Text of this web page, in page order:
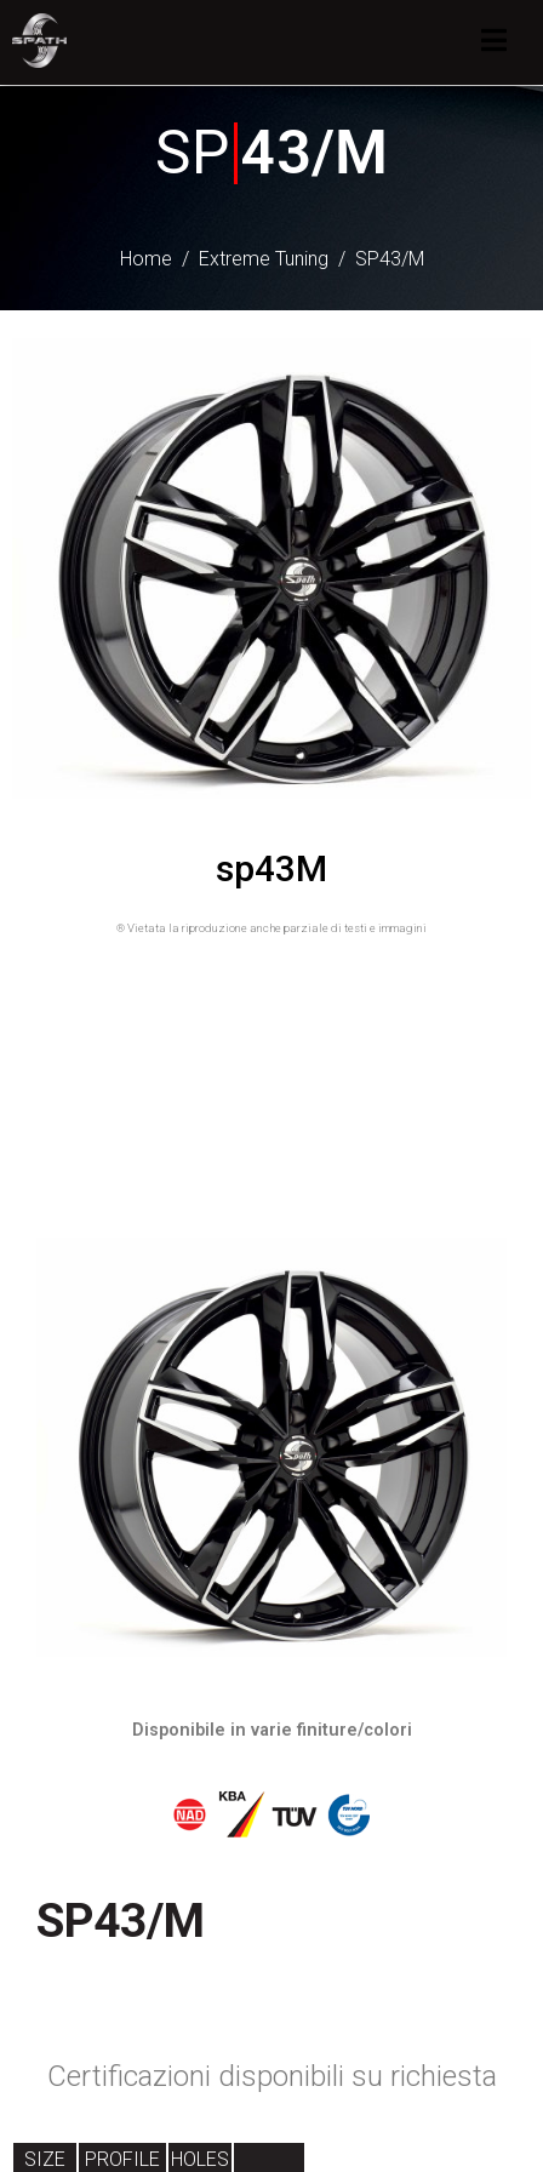
SP 43/M
Home Extreme Tuning SP43/M
sp43M
® Vietata la riproduzione anche parziale di testi e immagini
Disponibile in varie finiture/colori
SP43/M
Certificazioni disponibili su richiesta
SIZE PROFILE HOLES